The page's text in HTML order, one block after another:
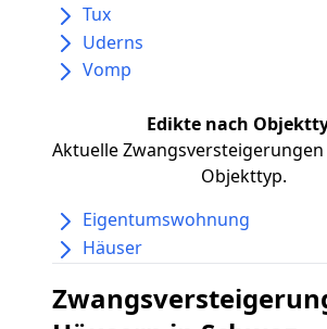
Tux
Uderns
Vomp
Edikte nach
Aktuelle
Objekttyp.
Eigentumswohnung
Häuser